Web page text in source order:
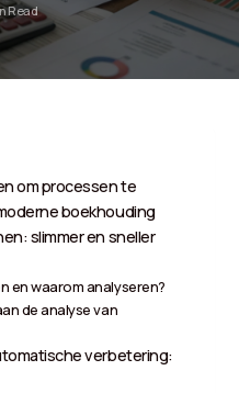
Read
om processen te
boekhouding
slimmer en sneller
en waarom analyseren?
de analyse van
verbetering: